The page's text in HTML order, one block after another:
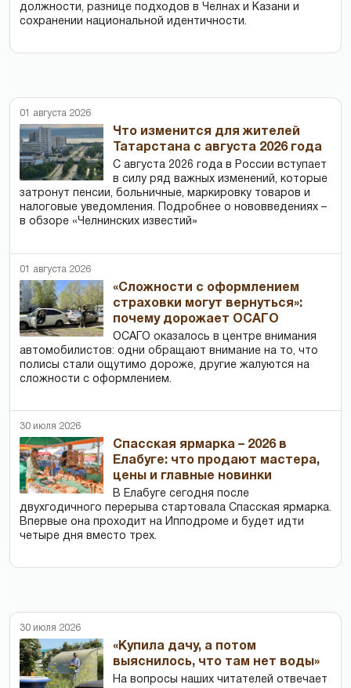
должности, разнице подходов в Челнах и Казани и
сохранении национальной идентичности.
01 августа 2026
Что изменится для жителей
Татарстана с августа 2026 года
С августа 2026 года в России вступает
в силу ряд важных изменений, которые
затронут пенсии, больничные, маркировку товаров и
налоговые уведомления. Подробнее о нововведениях –
в обзоре «Челнинских известий»
01 августа 2026
«Сложности с оформлением
страховки могут вернуться»:
почему дорожает ОСАГО
ОСАГО оказалось в центре внимания
автомобилистов: одни обращают внимание на то, что
полисы стали ощутимо дороже, другие жалуются на
сложности с оформлением.
30 июля 2026
Спасская ярмарка – 2026 в
Елабуге: что продают мастера,
цены и главные новинки
В Елабуге сегодня после
двухгодичного перерыва стартовала Спасская ярмарка.
Впервые она проходит на Ипподроме и будет идти
четыре дня вместо трех.
30 июля 2026
«Купила дачу, а потом
выяснилось, что там нет воды»
На вопросы наших читателей отвечает